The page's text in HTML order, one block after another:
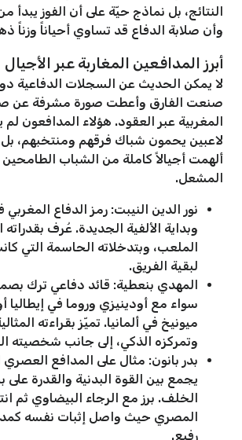
النتائج، بل نماذج حيّة على أن الفوز يبدأ
وأن صلابة الدفاع قد تساوي أحياناً وزناً
أبرز المدافعين المغاربة عبر الأجيال
لا يمكن الحديث عن السجلات الدفاعية
صنعت الفارق وأعطت صورة مشرفة عن
المغربية عبر العقود. هؤلاء المدافعون لم
لاعبين يحمون شباك فرقهم ومنتخبهم، بل
ألهمت أجيالاً كاملة من الشباب
المشعل.
نور الدين النيبت: رمز الدفاع
وبداية الألفية الجديدة. عُرف بقدراته
الملعب، وبتدخلاته الحاسمة التي
لبقية الفريق.
المهدي بنعطية: قائد دفاعي ترك
سواء مع أودينيزي وروما في إيطاليا
ميونيخ في ألمانيا. تميّز بقراءته
وتمركزه الذكي، إلى جانب شخصيته
بدر بانون: مثال على المدافع
يجمع بين القوة البدنية والقدرة على
الخلف. برز مع الرجاء البيضاوي ثم
المصري حيث واصل إثبات نفسه
رفيع.